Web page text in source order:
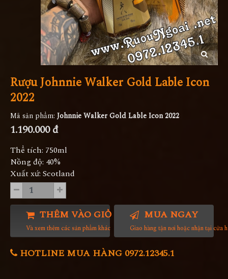
Rượu Johnnie Walker Gold Lable Icon
2022
Mã sản phẩm: Johnnie Walker Gold Lable Icon 2022
1.190.000 đ
Thể tích: 750ml
Nồng độ: 40%
Xuất xứ: Scotland
THÊM VÀO GIỎ HÀNG
Và xem thêm các sản phẩm khác
MUA NGAY
Giao hàng tận nơi hoặc nhận tại cửa
HOTLINE MUA HÀNG 0972.12345.1